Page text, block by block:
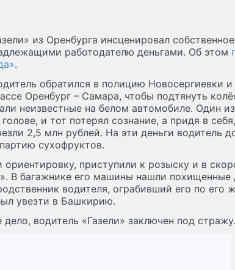
из Оренбурга инсценировал
работодателю деньгами. Об этом
.
обратился в полицию Новосергиевки
Оренбург – Самара, чтобы подтянуть
неизвестные на белом автомобиле. Один
и тот потерял сознание, а придя в
2,5 млн рублей. На эти деньги водитель
сухофруктов.
ориентировку, приступили к розыску и в
В багажнике его машины нашли похищенные
водителя, ограбивший его по его
увезти в Башкирию.
водитель «Газели» заключен под стражу.